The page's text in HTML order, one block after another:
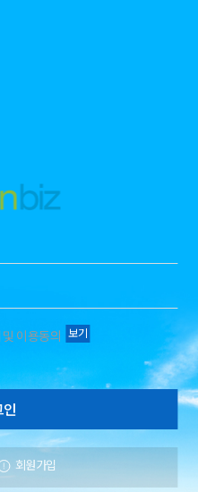
이용동의 보기
회원가입